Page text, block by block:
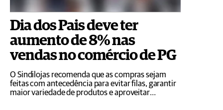
Dia dos Pais deve ter
aumento de 8% nas
vendas no comércio de PG
O Sindilojas recomenda que as compras sejam
feitas com antecedência para evitar filas, garantir
maior variedade de produtos e aproveitar